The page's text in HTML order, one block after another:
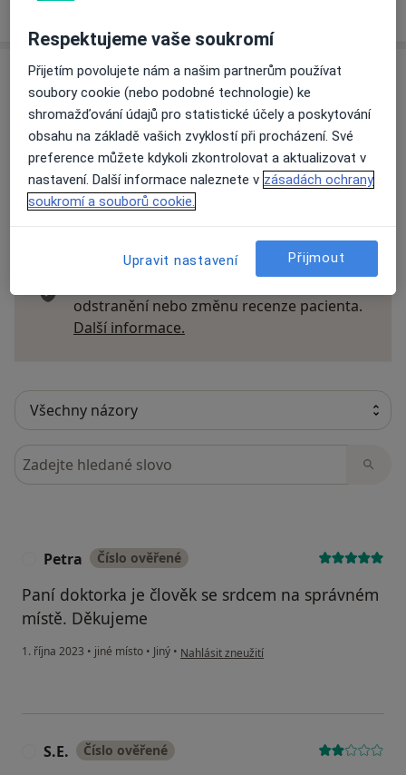
Názory
Přidejte svůj názor
21 názorů
Recenze pacientů jsou pro nás důležité.
odstranění nebo změnu recenze pacienta.
Další informace.
Hledejte v názorech
Petra Číslo ověřené
Paní doktorka je člověk se srdcem na správném
místě. Děkujeme
1. října 2023 • jiné místo • Jiný • podle názoru uživatele Petra
Nahlásit zneužití
S.E. Číslo ověřené
Respektujeme vaše soukromí
Přijetím povolujete nám a našim partnerům používat
soubory cookie (nebo podobné technologie) ke
shromažďování údajů pro statistické účely a poskytování
obsahu na základě vašich zvyklostí při procházení. Své
preference můžete kdykoli zkontrolovat a aktualizovat v
nastavení. Další informace naleznete v zásadách ochrany
soukromí a souborů cookie.
Upravit nastavení Přijmout